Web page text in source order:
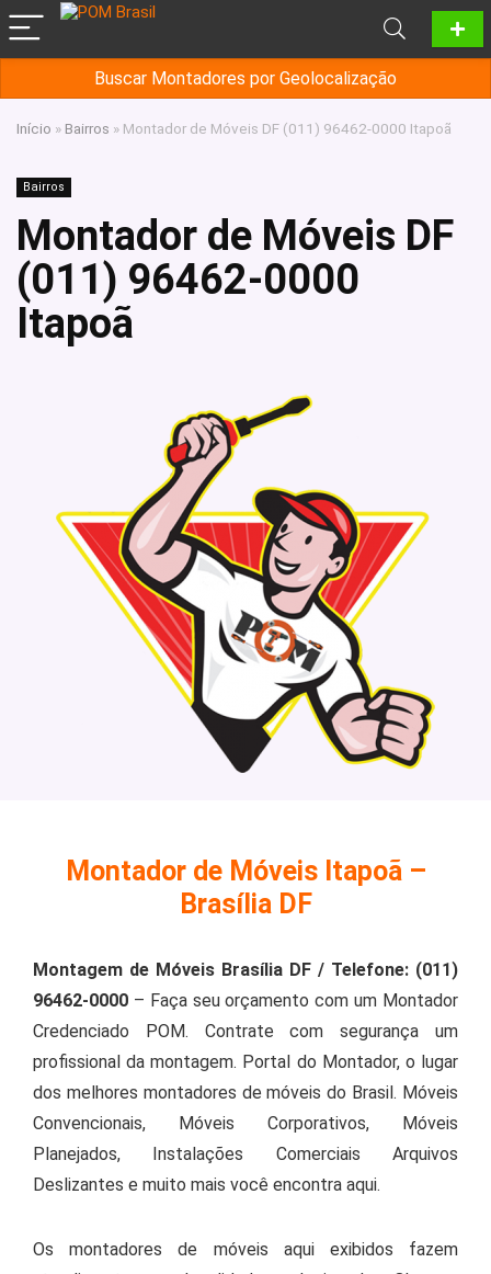
Buscar Montadores por Geolocalização
Início » Bairros » Montador de Móveis DF (011) 96462-0000 Itapoã
Bairros
Montador de Móveis DF
(011) 96462-0000
Itapoã
Montador de Móveis Itapoã –
Brasília DF
Montagem de Móveis Brasília DF / Telefone: (011)
96462-0000 – Faça seu orçamento com um Montador
Credenciado POM. Contrate com segurança um
profissional da montagem. Portal do Montador, o lugar
dos melhores montadores de móveis do Brasil. Móveis
Convencionais, Móveis Corporativos, Móveis
Planejados, Instalações Comerciais Arquivos
Deslizantes e muito mais você encontra aqui.
Os montadores de móveis aqui exibidos fazem